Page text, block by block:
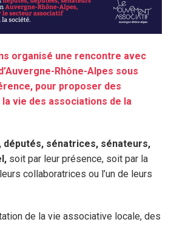
organisé une rencontre avec
Rhône-Alpes sous
pour proposer des
vie des associations de la
députés, sénatrices, sénateurs,
soit par leur présence, soit par la
collaboratrices ou l’un de leurs
de la vie associative locale, des